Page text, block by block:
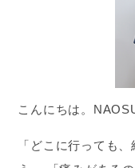
こんにちは。
「どこに行っても